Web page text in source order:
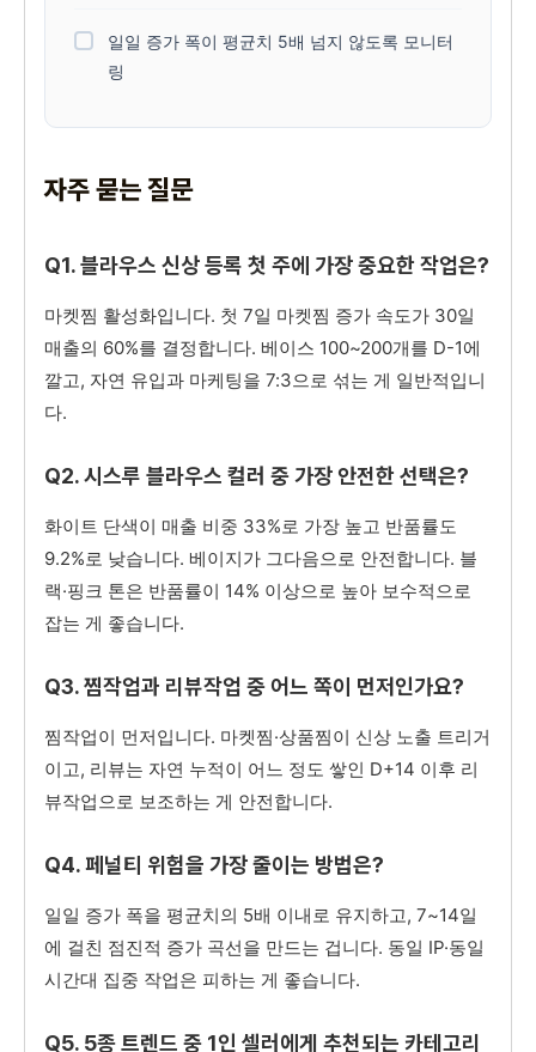
일일 증가 폭이 평균치 5배 넘지 않도록 모니터
링
자주 묻는 질문
Q1. 블라우스 신상 등록 첫 주에 가장 중요한 작업은?
마켓찜 활성화입니다. 첫 7일 마켓찜 증가 속도가 30일
매출의 60%를 결정합니다. 베이스 100~200개를 D-1에
깔고, 자연 유입과 마케팅을 7:3으로 섞는 게 일반적입니
다.
Q2. 시스루 블라우스 컬러 중 가장 안전한 선택은?
화이트 단색이 매출 비중 33%로 가장 높고 반품률도
9.2%로 낮습니다. 베이지가 그다음으로 안전합니다. 블
랙·핑크 톤은 반품률이 14% 이상으로 높아 보수적으로
잡는 게 좋습니다.
Q3. 찜작업과 리뷰작업 중 어느 쪽이 먼저인가요?
찜작업이 먼저입니다. 마켓찜·상품찜이 신상 노출 트리거
이고, 리뷰는 자연 누적이 어느 정도 쌓인 D+14 이후 리
뷰작업으로 보조하는 게 안전합니다.
Q4. 페널티 위험을 가장 줄이는 방법은?
일일 증가 폭을 평균치의 5배 이내로 유지하고, 7~14일
에 걸친 점진적 증가 곡선을 만드는 겁니다. 동일 IP·동일
시간대 집중 작업은 피하는 게 좋습니다.
Q5. 5종 트렌드 중 1인 셀러에게 추천되는 카테고리